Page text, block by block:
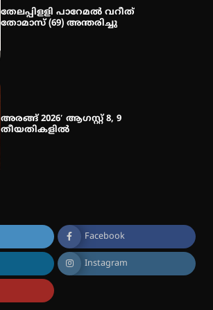
തേലപ്പിളളി പാറേമൽ വറീത്
തോമാസ് (69) അന്തരിച്ചു
അരങ്ങ് 2026′ ആഗസ്റ്റ് 8, 9
തീയതികളിൽ
Facebook
Instagram